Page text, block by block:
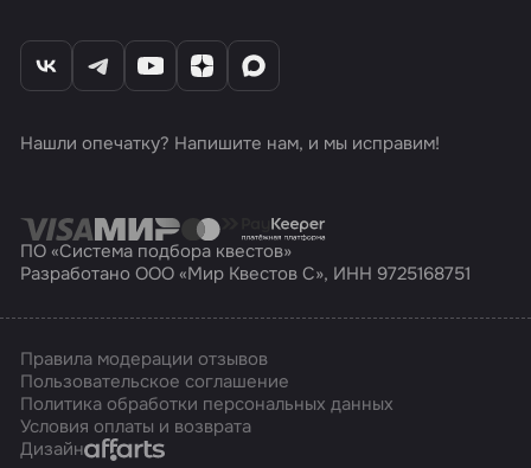
Нашли опечатку? Напишите нам, и мы исправим!
ПО «Система подбора квестов»
Разработано ООО «Мир Квестов С», ИНН 9725168751
Правила модерации отзывов
Пользовательское соглашение
Политика обработки персональных данных
Условия оплаты и возврата
ДизайнAffarts